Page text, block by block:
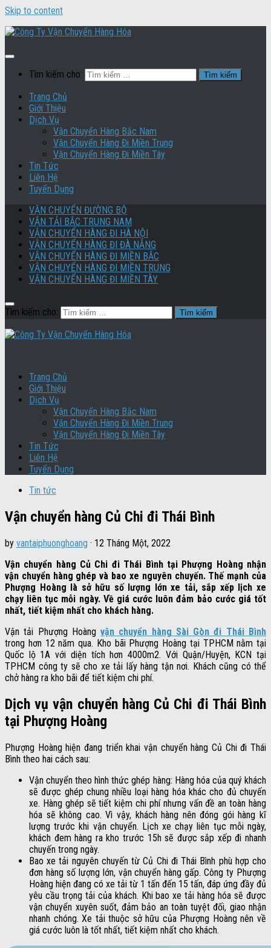
Skip to content
Tìm kiếm cho:
Trang Chủ
Giới Thiệu
Dịch Vụ
Vận Chuyển Hàng Bắc Nam
Vận Chuyển Hàng Đi Miền Trung
Vận Chuyển Hàng Đi Miền Tây
Tin Tức
Liên Hệ
Tuyển Dụng
VẬN CHUYỂN ĐƯỜNG BỘ
VẬN TẢI BẮC TRUNG NAM
VẬN CHUYỂN HÀNG ĐI HÀ NỘI
VẬN CHUYỂN HÀNG ĐI ĐÀ NẴNG
VẬN CHUYỂN HÀNG ĐI MIỀN BẮC
VẬN CHUYỂN HÀNG ĐI MIỀN TRUNG
VẬN CHUYỂN HÀNG ĐI MIỀN TÂY
Tìm kiếm cho:
Trang Chủ
Giới Thiệu
Dịch Vụ
Vận Chuyển Hàng Bắc Nam
Vận Chuyển Hàng Đi Miền Trung
Vận Chuyển Hàng Đi Miền Tây
Tin Tức
Liên Hệ
Tuyển Dụng
Tin tức
Vận chuyển hàng Củ Chi đi Thái Bình
by vantaiphuonghoang · 12 Tháng Một, 2022
Vận chuyển hàng Củ Chi đi Thái Bình tại Phượng Hoàng nhận
vận chuyển hàng ghép và bao xe nguyên chuyến. Thế mạnh của
Phượng Hoàng là sở hữu số lượng lớn xe tải, sắp xếp lịch xe
chạy liên tục mỗi ngày. Về giá cước luôn đảm bảo cước giá tốt
nhất, tiết kiệm nhất cho khách hàng.
Vận tải Phượng Hoàngvận chuyển hàng Sài Gòn đi Thái Bình
trong hơn 12 năm qua. Kho bãi Phượng Hoàng tại TPHCM nằm tại
Quốc lộ 1A với diện tích hơn 4000m2. Với Quận/Huyện, KCN tại
TPHCM công ty sẽ cho xe tải lấy hàng tận nơi. Khách cũng có thể
chở hàng ra kho bãi để tiết kiệm chi phí.
Dịch vụ vận chuyển hàng Củ Chi đi Thái Bình
tại Phượng Hoàng
Phượng Hoàng hiện đang triển khai vận chuyển hàng Củ Chi đi Thái
Bình theo hai cách sau:
Vận chuyển theo hình thức ghép hàng: Hàng hóa của quý khách
sẽ được ghép chung nhiều loại hàng hóa khác cho đủ chuyến
xe. Hàng ghép sẽ tiết kiệm chi phí nhưng vấn đề an toàn hàng
hóa sẽ không cao. Vì vậy, khách hàng nên đóng gói hàng kĩ
lượng trước khi vận chuyển. Lịch xe chạy liên tục mỗi ngày,
khách đem hàng ra kho trước 15h sẽ được sắp xếp đi nhanh
chuyến trong ngày.
Bao xe tải nguyên chuyến từ Củ Chi đi Thái Bình phù hợp cho
đơn hàng số lượng lớn, vận chuyển hàng gấp. Công ty Phượng
Hoàng hiện đang có xe tải từ 1 tấn đến 15 tấn, đáp ứng đầy đủ
yêu cầu trọng tải của khách. Khi bao xe tải hàng hóa sẽ được
vận chuyển xuyên suốt, đảm bảo an toàn tuyệt đối, giao nhận
nhanh chóng. Xe tải thuộc sở hữu của Phượng Hoàng nên về
giá cước luôn là tốt nhất, tiết kiệm nhất cho khách.